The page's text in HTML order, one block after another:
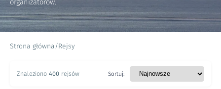
Strona główna/Rejsy
Znaleziono 400 rejsów Sortuj: